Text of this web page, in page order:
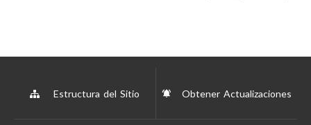
Estructura del Sitio Obtener Actualizaciones